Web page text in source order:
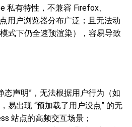
私有特性，不兼容 Firefox、
用户浏览器分布广泛；且无法动
式下仍全速预渲染），容易导致
态声明”，无法根据用户行为（如
易出现 “预加载了用户没点” 的无
站点的高频交互场景；